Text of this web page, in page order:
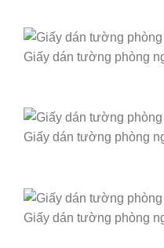
Giấy dán tường phòng
Giấy dán tường phòng
Giấy dán tường phòng